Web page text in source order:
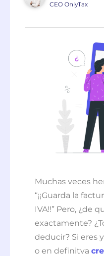
CEO OnlyTax
Muchas veces
“¡¡Guarda la
IVA!!” Pero, ¿de
exactamente?
deducir? Si eres
o en definitva